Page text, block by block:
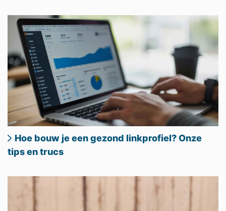
Hoe bouw je een gezond linkprofiel? Onze
tips en trucs